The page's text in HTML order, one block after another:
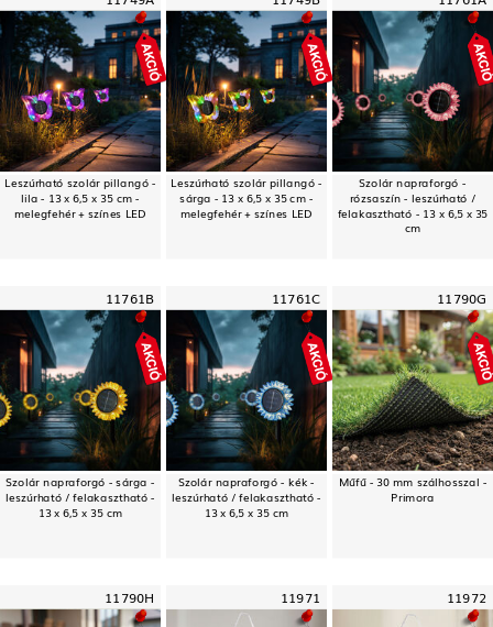
Leszúrható szolár pillangó -
lila - 13 x 6,5 x 35 cm -
melegfehér + színes LED
Leszúrható szolár pillangó -
sárga - 13 x 6,5 x 35 cm -
melegfehér + színes LED
Szolár napraforgó -
rózsaszín - leszúrható /
felakasztható - 13 x 6,5 x 35
cm
11761B
Szolár napraforgó - sárga -
leszúrható / felakasztható -
13 x 6,5 x 35 cm
11761C
Szolár napraforgó - kék -
leszúrható / felakasztható -
13 x 6,5 x 35 cm
11790G
Műfű - 30 mm szálhosszal -
Primora
11790H 11971 11972